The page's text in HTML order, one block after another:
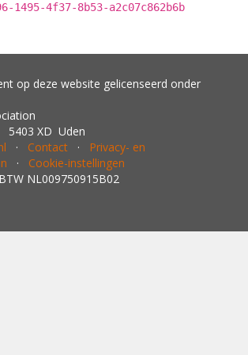
1495-4f37-8b53-a2c07c862b6b
op deze website gelicenseerd onder
5403 XD Uden
· Contact · Privacy- en
· Cookie-instellingen
NL009750915B02